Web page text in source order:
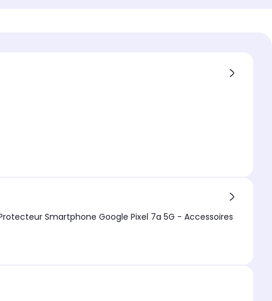
Google Pixel 7a 5G : Protection d'écran en Verre trempé Full Cover Noir - Tempered Glass Screen Protector/Films vitre Protecteur Smartphone Google Pixel 7a 5G - Accessoires